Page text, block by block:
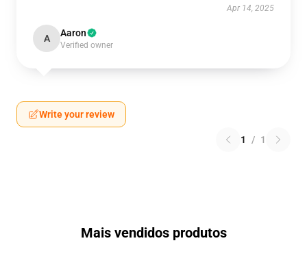
Apr 14, 2025
A Aaron
Verified owner
Write your review
1 / 1
Mais vendidos produtos